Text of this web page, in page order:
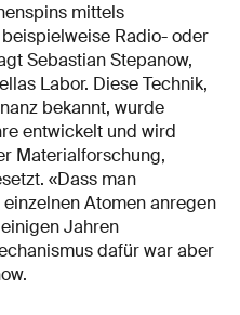
mittels
Radio- oder
Sebastian Stepanow,
Labor. Diese Technik,
bekannt, wurde
entwickelt und wird
Materialforschung,
«Dass man
Atomen anregen
Jahren
dafür war aber